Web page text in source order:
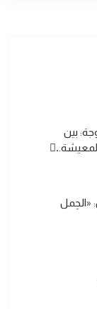
بين
المعيشة..ً
«الحِمل